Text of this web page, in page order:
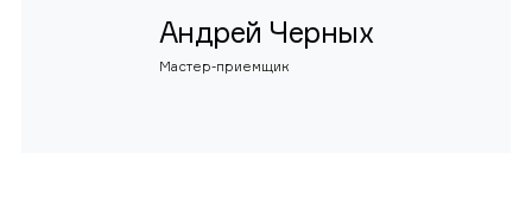
Андрей Черных
Мастер-приемщик